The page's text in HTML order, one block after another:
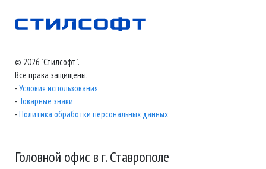
© 2026 "Стилсофт".
Все права защищены.
-Условия использования
- Товарные знаки
-Политика обработки персональных данных
Головной офис в г. Ставрополе